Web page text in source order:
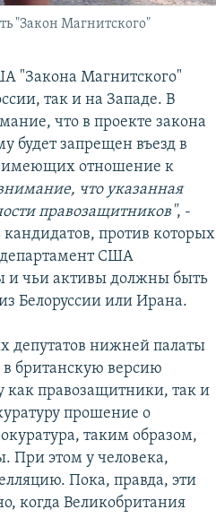
"Закон Магнитского"
"Закона Магнитского"
так и на Западе. В
что в проекте закона
будет запрещен въезд в
имеющих отношение к
что указанная
правозащитников", -
кандидатов, против которых
США
и чьи активы должны быть
Белоруссии или Ирана.
депутатов нижней палаты
британскую версию
как правозащитники, так и
прошение о
таким образом,
При этом у человека,
Пока, правда, эти
когда Великобритания